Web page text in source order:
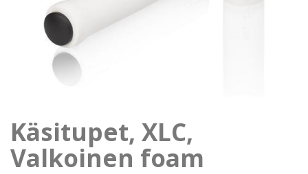
Käsitupet, XLC,
Valkoinen foam